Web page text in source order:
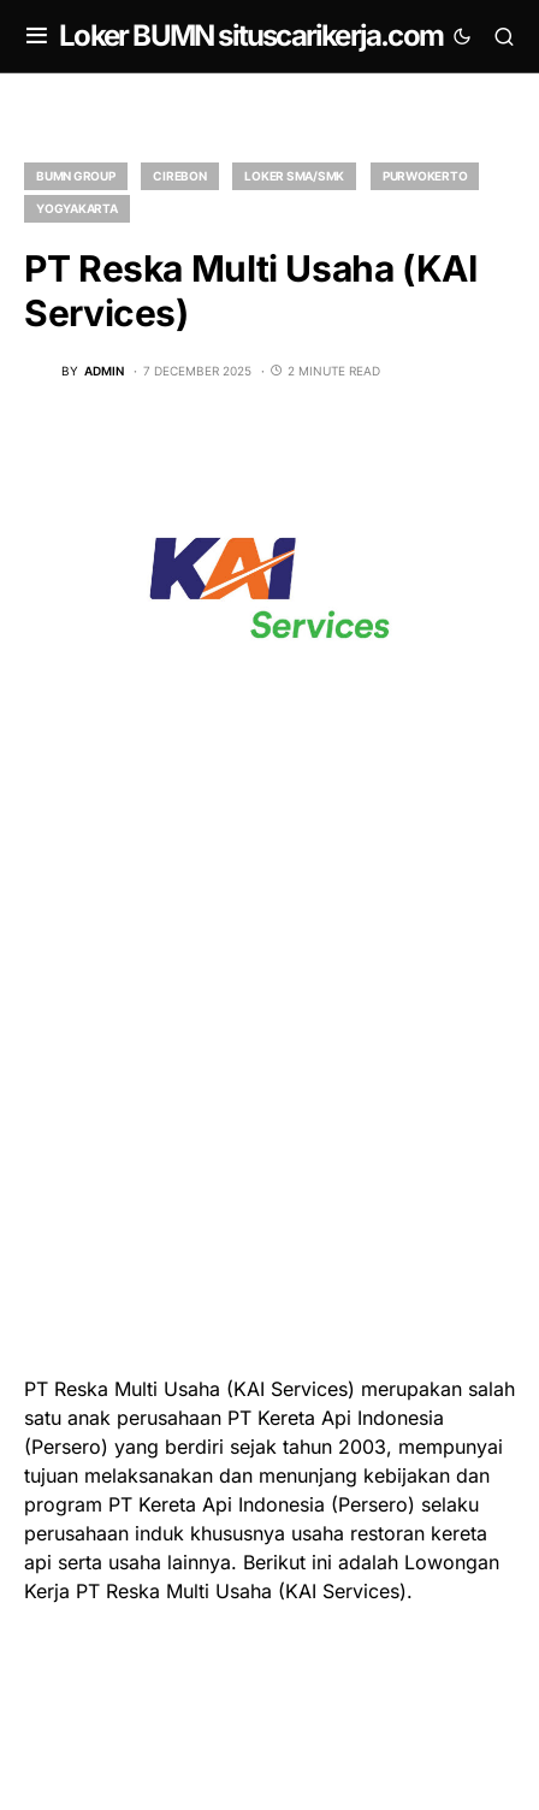
Loker BUMN situscarikerja.com
BUMN GROUP CIREBON LOKER SMA/SMK PURWOKERTO
YOGYAKARTA
PT Reska Multi Usaha (KAI
Services)
BY ADMIN 7 DECEMBER 2025 2 MINUTE READ
PT Reska Multi Usaha (KAI Services) merupakan salah
satu anak perusahaan PT Kereta Api Indonesia
(Persero) yang berdiri sejak tahun 2003, mempunyai
tujuan melaksanakan dan menunjang kebijakan dan
program PT Kereta Api Indonesia (Persero) selaku
perusahaan induk khususnya usaha restoran kereta
api serta usaha lainnya. Berikut ini adalah Lowongan
Kerja PT Reska Multi Usaha (KAI Services).